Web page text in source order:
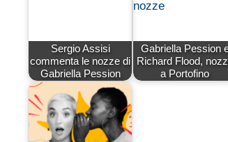
Sergio Assisi
commenta le nozze di
Gabriella Pession
Gabriella Pession
Richard Flood,
a Portofino